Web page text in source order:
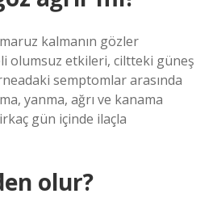
kalmanın gözler
olumsuz etkileri, ciltteki güneş
semptomlar arasında
yanma, ağrı ve kanama
gün içinde ilaçla
olur?